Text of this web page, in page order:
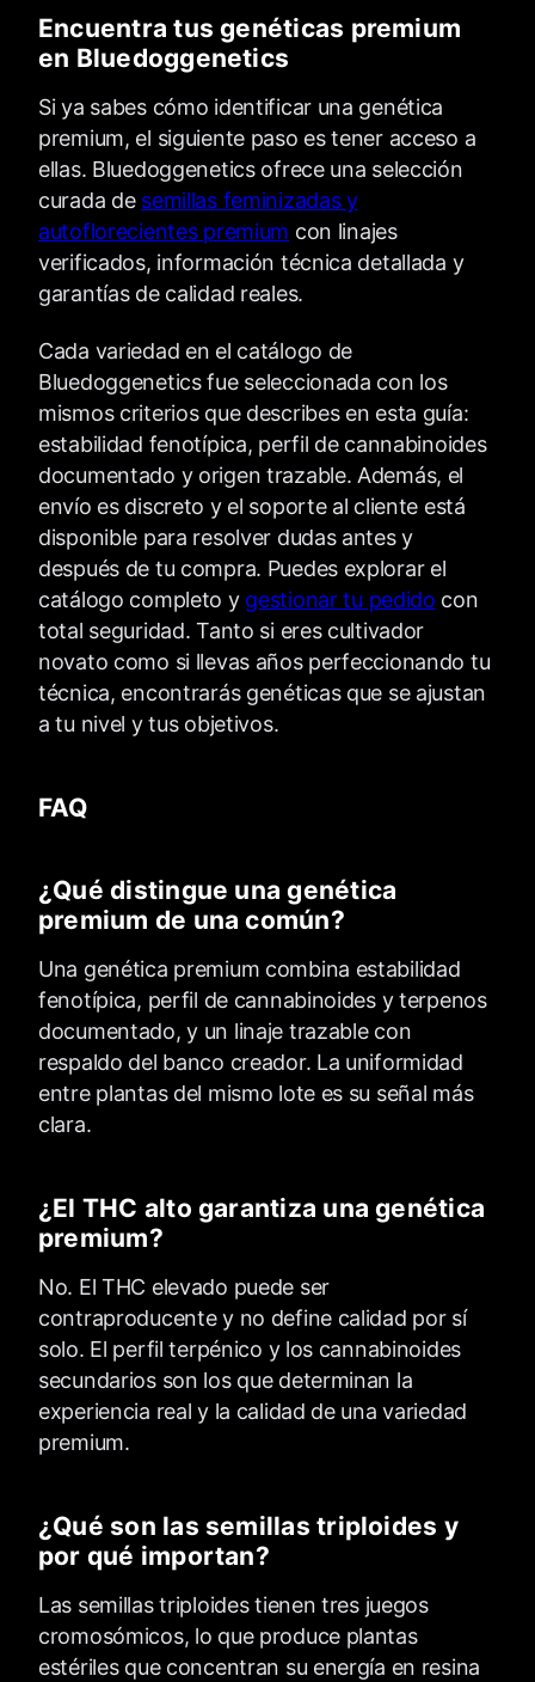
Encuentra tus genéticas premium
en Bluedoggenetics
Si ya sabes cómo identificar una genética
premium, el siguiente paso es tener acceso a
ellas. Bluedoggenetics ofrece una selección
curada de semillas feminizadas y
autoflorecientes premium con linajes
verificados, información técnica detallada y
garantías de calidad reales.
Cada variedad en el catálogo de
Bluedoggenetics fue seleccionada con los
mismos criterios que describes en esta guía:
estabilidad fenotípica, perfil de cannabinoides
documentado y origen trazable. Además, el
envío es discreto y el soporte al cliente está
disponible para resolver dudas antes y
después de tu compra. Puedes explorar el
catálogo completo y gestionar tu pedido con
total seguridad. Tanto si eres cultivador
novato como si llevas años perfeccionando tu
técnica, encontrarás genéticas que se ajustan
a tu nivel y tus objetivos.
FAQ
¿Qué distingue una genética
premium de una común?
Una genética premium combina estabilidad
fenotípica, perfil de cannabinoides y terpenos
documentado, y un linaje trazable con
respaldo del banco creador. La uniformidad
entre plantas del mismo lote es su señal más
clara.
¿El THC alto garantiza una genética
premium?
No. El THC elevado puede ser
contraproducente y no define calidad por sí
solo. El perfil terpénico y los cannabinoides
secundarios son los que determinan la
experiencia real y la calidad de una variedad
premium.
¿Qué son las semillas triploides y
por qué importan?
Las semillas triploides tienen tres juegos
cromosómicos, lo que produce plantas
estériles que concentran su energía en resina